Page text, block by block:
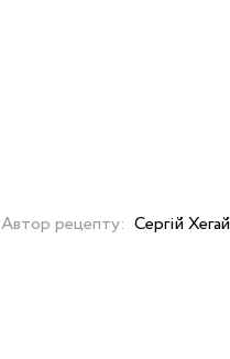
Автор рецепту: Сергій Хегай